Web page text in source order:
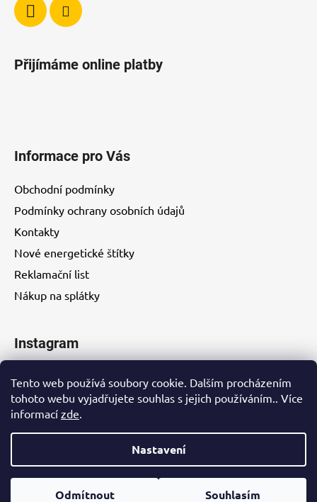
Tento web používá soubory cookie. Dalším procházením
tohoto webu vyjadřujete souhlas s jejich používáním.. Více
informací zde.
Nastavení
Odmítnout Souhlasím
s
Přijímáme online platby
Informace pro Vás
Obchodní podmínky
Podmínky ochrany osobních údajů
Kontakty
Nové energetické štítky
Reklamační list
Nákup na splátky
Instagram
Vytvořil Shoptet
Copyright 2026
. Všechna práva